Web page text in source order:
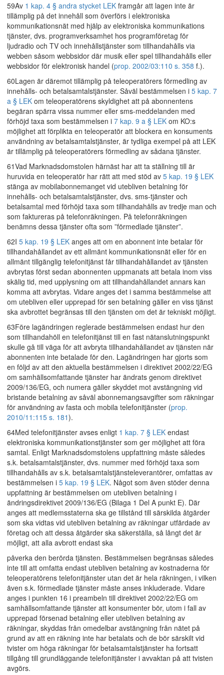
59Av 1 kap. 4 § andra stycket LEK framgår att lagen inte är
tillämplig på det innehåll som överförs i elektroniska
kommunikationsnät med hjälp av elektroniska kommunikations
tjänster, dvs. programverksamhet hos programföretag för
ljudradio och TV och innehållstjänster som tillhandahålls via
webben såsom webbsidor där musik eller spel tillhandahålls eller
webbsidor för elektronisk handel (prop. 2002/03:110 s. 358 f.).
60Lagen är däremot tillämplig på teleoperatörers förmedling av
innehålls- och betalsamtalstjänster. Såväl bestämmelsen i 5 kap. 7
a § LEK om teleoperatörens skyldighet att på abonnentens
begäran spärra vissa nummer eller sms-meddelanden med
förhöjd taxa som bestämmelsen i 7 kap. 9 a § LEK om KO:s
möjlighet att förplikta en teleoperatör att blockera en konsuments
användning av betalsamtalstjänster, är tydliga exempel på att LEK
är tillämplig på teleoperatörers förmedling av sådana tjänster.
61Vad Marknadsdomstolen härnäst har att ta ställning till är
huruvida en teleoperatör har rätt att med stöd av 5 kap. 19 § LEK
stänga av mobilabonnemanget vid utebliven betalning för
innehålls- och betalsamtalstjänster, dvs. sms-tjänster och
betalsamtal med förhöjd taxa som tillhandahålls av tredje man och
som faktureras på telefonräkningen. På telefonräkningen
benämns dessa tjänster ofta som ”förmedlade tjänster”.
62I 5 kap. 19 § LEK anges att om en abonnent inte betalar för
tillhandahållandet av ett allmänt kommunikationsnät eller för en
allmänt tillgänglig telefonitjänst får tillhandahållandet av tjänsten
avbrytas först sedan abonnenten uppmanats att betala inom viss
skälig tid, med upplysning om att tillhandahållandet annars kan
komma att avbrytas. Vidare anges det i samma bestämmelse att
om utebliven eller upprepad för sen betalning gäller en viss tjänst
ska avbrottet begränsas till den tjänsten om det är tekniskt möjligt.
63Före lagändringen reglerade bestämmelsen endast hur den
som tillhandahöll en telefonitjänst till en fast nätanslutningspunkt
skulle gå till väga för att avbryta tillhandahållandet av tjänsten när
abonnenten inte betalade för den. Lagändringen har gjorts som
en följd av att den aktuella bestämmelsen i direktivet 2002/22/EG
om samhällsomfattande tjänster har ändrats genom direktivet
2009/136/EG, och numera gäller skyddet mot avstängning vid
bristande betalning av såväl abonnemangsavgifter som räkningar
för användning av fasta och mobila telefonitjänster (prop.
2010/11:115 s. 181).
64Med telefonitjänster avses enligt 1 kap. 7 § LEK endast
elektroniska kommunikationstjänster som ger möjlighet att föra
samtal. Enligt Marknadsdomstolens uppfattning måste således
s.k. betalsamtalstjänster, dvs. nummer med förhöjd taxa som
tillhandahålls av s.k. betalsamtalstjänsteleverantörer, omfattas av
bestämmelsen i 5 kap. 19 § LEK. Något som även stöder denna
uppfattning är bestämmelsen om utebliven betalning i
ändringsdirektivet 2009/136/EG (Bilaga 1 Del A punkt E). Där
anges att medlemsstaterna ska ge tillstånd till särskilda åtgärder
som ska vidtas vid utebliven betalning av räkningar utfärdade av
företag och att dessa åtgärder ska säkerställa, så långt det är
möjligt, att alla avbrott endast ska
påverka den berörda tjänsten. Bestämmelsen begränsas således
inte till att omfatta endast utebliven betalning av kostnaderna för
teleoperatörens telefonitjänster utan det är hela räkningen, i vilken
även s.k. förmedlade tjänster måste anses inkluderade. Vidare
anges i punkten 16 i preambeln till direktivet 2002/22/EG om
samhällsomfattande tjänster att konsumenter bör, utom i fall av
upprepad försenad betalning eller utebliven betalning av
räkningar, skyddas från omedelbar avstängning från nätet på
grund av att en räkning inte har betalats och de bör särskilt vid
tvister om höga räkningar för betalsamtalstjänster ha fortsatt
tillgång till grundläggande telefonitjänster i avvaktan på att tvisten
avgörs.